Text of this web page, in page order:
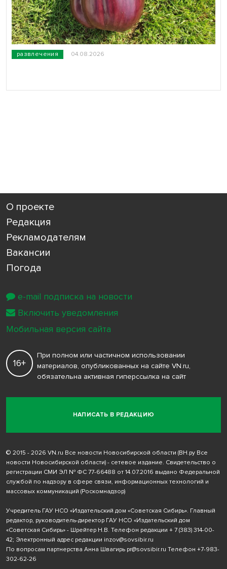
развлечения 04.08.2026
О проекте
Редакция
Рекламодателям
Вакансии
Погода
НАПИСАТЬ В РЕДАКЦИЮ
16+
При полном или частичном использовании
материалов, опубликованных на сайте VN.ru,
обязательна активная гиперссылка на сайт
© 2015 - 2026 VN.ru Все новости Новосибирской области (ВН.ру Все
новости Новосибирской области) - сетевое издание. Свидетельство о
регистрации СМИ ЭЛ № ФС 77-66488 от 14.07.2016 выдано Федеральной
службой по надзору в сфере связи, информационных технологий и
массовых коммуникаций (Роскомнадзор)
Учредитель ГАУ НСО «Издательский дом «Советская Сибирь». Главный
редактор, руководитель-директор ГАУ НСО «Издательский дом
«Советская Сибирь» - Шрейтер Н.В. Телефон редакции + 7 (383) 314-00-
42; Электронный адрес редакции inzov@sovsibir.ru
По вопросам партнерства Анна Швагирь pr@sovsibir.ru Телефон +7-983-
302-62-26
e-mail подписка на новости
Включить уведомления
Мобильная версия сайта